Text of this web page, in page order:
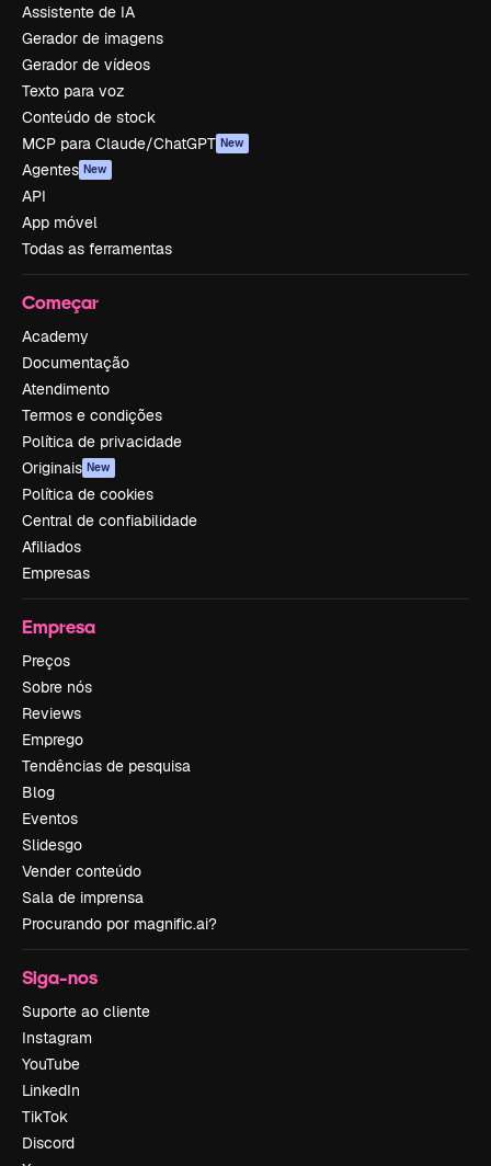
Assistente de IA
Gerador de imagens
Gerador de vídeos
Texto para voz
Conteúdo de stock
MCP para Claude/ChatGPT New
Agentes New
API
App móvel
Todas as ferramentas
Começar
Academy
Documentação
Atendimento
Termos e condições
Política de privacidade
Originais New
Política de cookies
Central de confiabilidade
Afiliados
Empresas
Empresa
Preços
Sobre nós
Reviews
Emprego
Tendências de pesquisa
Blog
Eventos
Slidesgo
Vender conteúdo
Sala de imprensa
Procurando por magnific.ai?
Siga-nos
Suporte ao cliente
Instagram
YouTube
LinkedIn
TikTok
Discord